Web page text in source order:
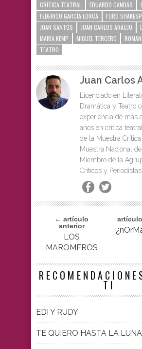
CRÌTICA TEATRAL EDUARDO CANDÁS
FEDERICO GARCÍA LORCA
FORO
JOAN SANTOS
JUAN CARLOS ARAUJO
MARÍA KEMP
MIGUEL TERCERO
TEATRO
Juan Carlos
Licenciado en
Dramática y Teatro
experiencia de más
años en crítica
de la Muestra
Muestra Nacional
Miembro de la
Críticos y
← artículo
anterior
LOS
MAROMEROS
TI
EDI Y RUDY
TE QUIERO HASTA LA LUNA